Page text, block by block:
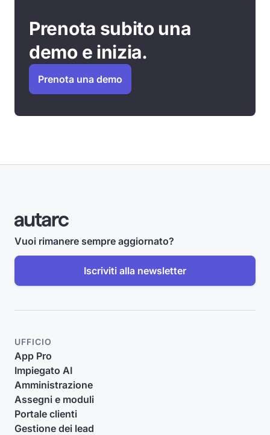
Prenota subito una
demo e inizia.
Prenota una demo
Vuoi rimanere sempre aggiornato?
Iscriviti alla newsletter
UFFICIO
App Pro
Impiegato AI
Amministrazione
Assegni e moduli
Portale clienti
Gestione dei lead